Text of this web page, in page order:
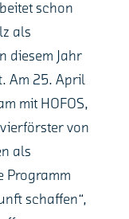
schon
als
diesem Jahr
Am 25. April
mit HOFOS,
von
als
Programm
schaffen“,